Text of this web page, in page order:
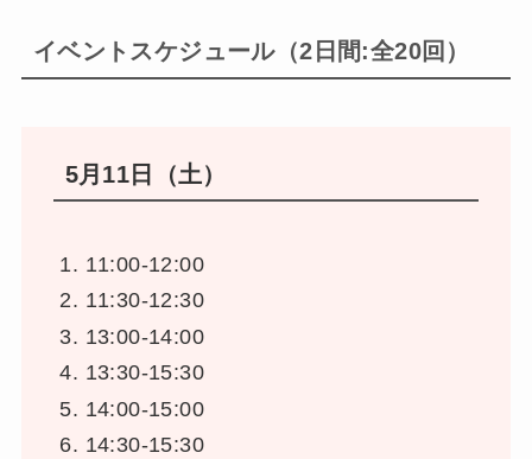
イベントスケジュール（2日間:全20回）
5月11日（土）
11:00-12:00
11:30-12:30
13:00-14:00
13:30-15:30
14:00-15:00
14:30-15:30